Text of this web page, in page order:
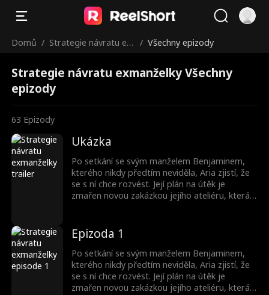
Domů / Strategie návratu ex
/ Všechny epizody
Strategie návratu exmanželky Všechny
epizody
63 Epizody
Ukázka
Po setkání se svým manželem Benjaminem,
kterého nikdy předtím neviděla, Aria zjistí, že
se s ní chce rozvést. Její plán na útěk je
zmařen novou zakázkou jejího ateliéru, která
pracovat kvůli penězům. Během této doby se
Benjamin zamiluje do své designérky Arie,
zatímco ona k němu také začne něco cítit...
Epizoda 1
Po setkání se svým manželem Benjaminem,
kterého nikdy předtím neviděla, Aria zjistí, že
se s ní chce rozvést. Její plán na útěk je
zmařen novou zakázkou jejího ateliéru, která